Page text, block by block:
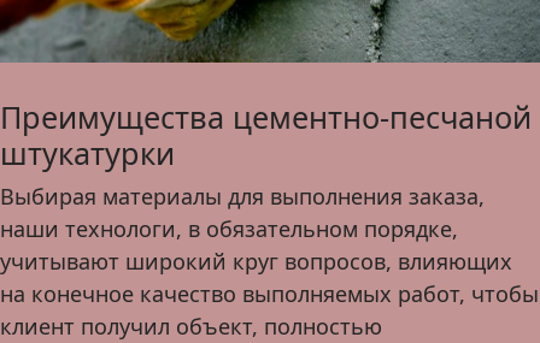
Преимущества цементно-песчаной
штукатурки
Выбирая материалы для выполнения заказа,
наши технологи, в обязательном порядке,
учитывают широкий круг вопросов, влияющих
на конечное качество выполняемых работ, чтобы
клиент получил объект, полностью